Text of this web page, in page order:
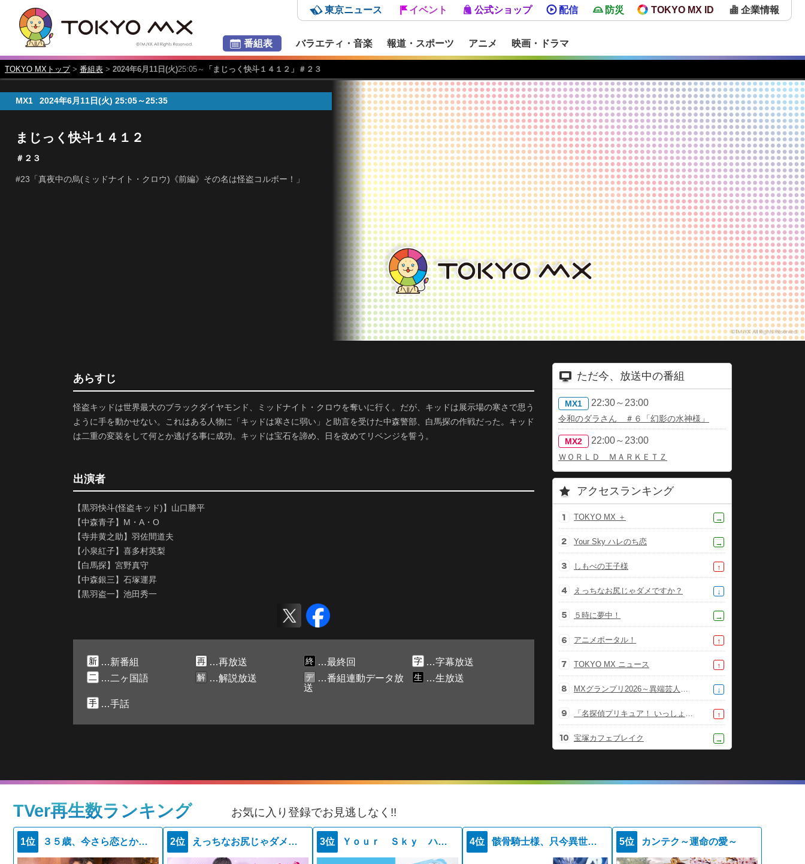
番組表 バラエティ・音楽 報道・スポーツ アニメ 映画・ドラマ
東京ニュース イベント 公式ショップ 配信 防災 TOKYO MX ID 企業情報
TOKYO MXトップ> 番組表 > 2024年6月11日(火)25:05～ 「まじっく快斗１４１２」＃２３
MX1 2024年6月11日(火) 25:05～25:35
まじっく快斗１４１２
＃２３
#23「真夜中の烏(ミッドナイト・クロウ)《前編》その名は怪盗コルボー！」
あらすじ
怪盗キッドは世界最大のブラックダイヤモンド、ミッドナイト・クロウを奪いに行く。だが、キッドは展示場の寒さで思う
ように手を動かせない。これはある人物に「キッドは寒さに弱い」と助言を受けた中森警部、白馬探の作戦だった。キッド
は二重の変装をして何とか逃げる事に成功。キッドは宝石を諦め、日を改めてリベンジを誓う。
出演者
【黒羽快斗(怪盗キッド)】山口勝平
【中森青子】M・A・O
【寺井黄之助】羽佐間道夫
【小泉紅子】喜多村英梨
【白馬探】宮野真守
【中森銀三】石塚運昇
【黒羽盗一】池田秀一
新 …新番組 再 …再放送 終 …最終回 字 …字幕放送
二 …二ヶ国語 解 …解説放送 デ …番組連動データ放
送
生 …生放送
手 …手話
ただ今、放送中の番組
MX1 22:30～23:00
令和のダラさん ＃６「幻影の水神様」
MX2 22:00～23:00
ＷＯＲＬＤ ＭＡＲＫＥＴＺ
アクセスランキング
TOKYO MX ＋ →
Your Sky ハレのち恋 →
しもべの王子様 ↑
えっちなお尻じゃダメですか？ ↓
５時に夢中！ →
アニメポータル！ ↑
TOKYO MX ニュース ↑
MXグランプリ2026～異端芸人決定戦～ ↓
「名探偵プリキュア！ いっしょになぞとき！はなまるかいけつフェスティバル！」大特集SP ↑
宝塚カフェブレイク →
TVer再生数ランキング お気に入り登録でお見逃しなく!!
1位 ３５歳、今さら恋とかありえない 2位 えっちなお尻じゃダメですか？ 3位 Ｙｏｕｒ Ｓｋｙ ハレのち恋 4位 骸骨騎士様、只今異世界へお出掛け中ＩＩ 5位 カンテク～運命の愛～